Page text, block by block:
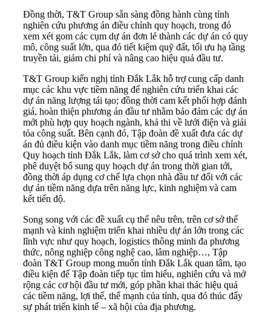
Đồng thời, T&T Group sẵn sàng đồng hành cùng tỉnh
nghiên cứu phương án điều chỉnh quy hoạch, trong đó
xem xét gom các cụm dự án đơn lẻ thành các dự án có quy
mô, công suất lớn, qua đó tiết kiệm quỹ đất, tối ưu hạ tầng
truyền tải, giảm chi phí và nâng cao hiệu quả đầu tư.
T&T Group kiến nghị tỉnh Đắk Lắk hỗ trợ cung cấp danh
mục các khu vực tiềm năng để nghiên cứu triển khai các
dự án năng lượng tái tạo; đồng thời cam kết phối hợp đánh
giá, hoàn thiện phương án đầu tư nhằm bảo đảm các dự án
mới phù hợp quy hoạch ngành, khả thi về lưới điện và giải
tỏa công suất. Bên cạnh đó, Tập đoàn đề xuất đưa các dự
án đủ điều kiện vào danh mục tiềm năng trong điều chỉnh
Quy hoạch tỉnh Đắk Lắk, làm cơ sở cho quá trình xem xét,
phê duyệt bổ sung quy hoạch dự án trong thời gian tới,
đồng thời áp dụng cơ chế lựa chọn nhà đầu tư đối với các
dự án tiềm năng dựa trên năng lực, kinh nghiệm và cam
kết tiến độ.
Song song với các đề xuất cụ thể nêu trên, trên cơ sở thế
mạnh và kinh nghiệm triển khai nhiều dự án lớn trong các
lĩnh vực như quy hoạch, logistics thông minh đa phương
thức, nông nghiệp công nghệ cao, lâm nghiệp…, Tập
đoàn T&T Group mong muốn tỉnh Đắk Lắk quan tâm, tạo
điều kiện để Tập đoàn tiếp tục tìm hiểu, nghiên cứu và mở
rộng các cơ hội đầu tư mới, góp phần khai thác hiệu quả
các tiềm năng, lợi thế, thế mạnh của tỉnh, qua đó thúc đẩy
sự phát triển kinh tế – xã hội của địa phương.